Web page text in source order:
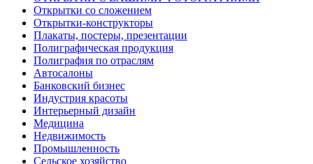
Открытки со сложением
Открытки-конструкторы
Плакаты, постеры, презентации
Полиграфическая продукция
Полиграфия по отраслям
Автосалоны
Банковский бизнес
Индустрия красоты
Интерьерный дизайн
Медицина
Недвижимость
Промышленность
Сельское хозяйство